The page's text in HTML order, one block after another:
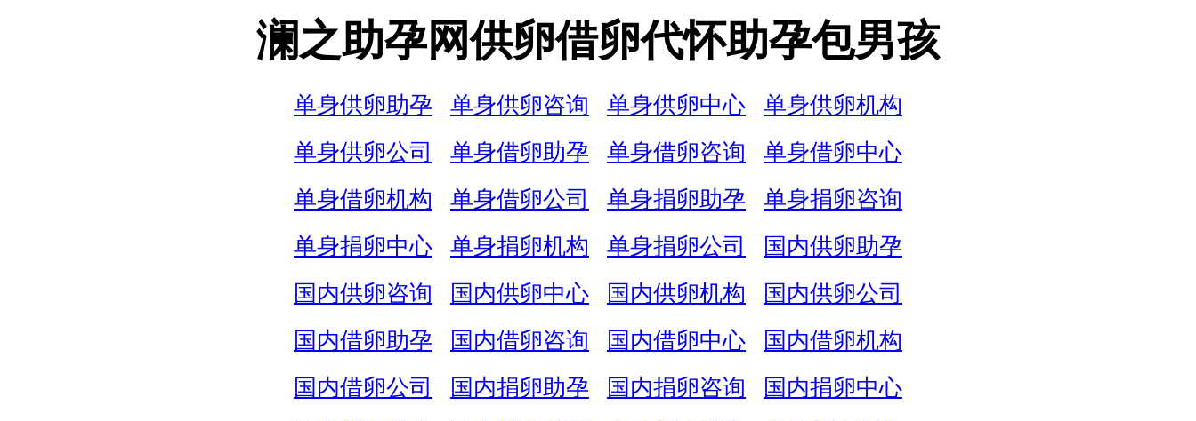
澜之助孕网供卵借卵代怀助孕包男孩
单身供卵助孕 单身供卵咨询 单身供卵中心
单身供卵机构
单身供卵公司
单身借卵助孕 单身借卵咨询
单身借卵中心
单身借卵机构
单身借卵公司 单身捐卵助孕
单身捐卵咨询
单身捐卵中心
单身捐卵机构 单身捐卵公司
国内供卵助孕
国内供卵咨询
国内供卵中心 国内供卵机构
国内供卵公司
国内借卵助孕
国内借卵咨询 国内借卵中心
国内借卵机构
国内借卵公司
国内捐卵助孕 国内捐卵咨询
国内捐卵中心